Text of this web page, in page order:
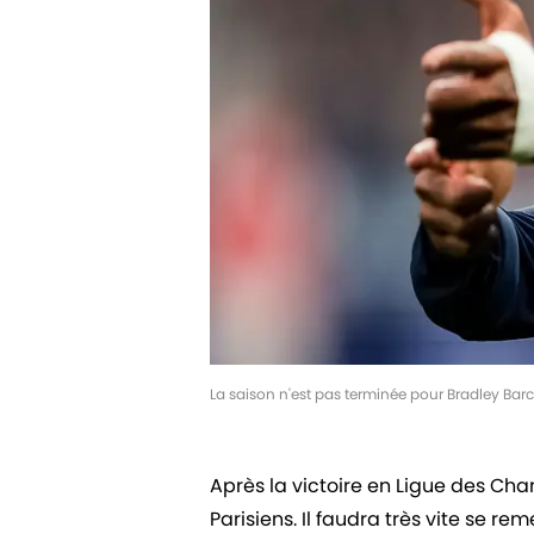
La saison n'est pas terminée pour Bradley
Après la victoire en Ligue des
Parisiens. Il faudra très vite se